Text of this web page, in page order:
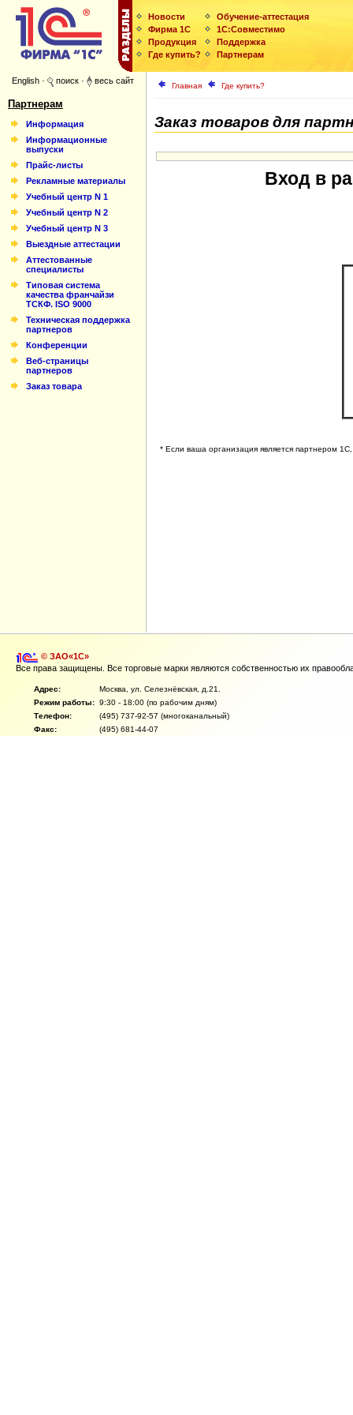
Новости
Фирма 1С
Продукция
Где купить?
Обучение-аттестация
1С:Совместимо
Поддержка
Партнерам
English · поиск · весь сайт
Партнерам
Информация
Информационные
выпуски
Прайс-листы
Рекламные материалы
Учебный центр N 1
Учебный центр N 2
Учебный центр N 3
Выездные аттестации
Аттестованные
специалисты
Типовая система
качества франчайзи
ТСКФ. ISO 9000
Техническая поддержка
партнеров
Конференции
Веб-cтраницы
партнеров
Заказ товара
Главная Где купить?
Заказ товаров для
Вход в
* Если ваша организация является партнером
© ЗАО«1С»
Все права защищены. Все торговые марки являются собственностью их
Адрес:
Москва, ул. Селезнёвская, д.21.
Режим работы: 9:30 - 18:00 (по рабочим дням)
Телефон:
(495) 737-92-57 (многоканальный)
Факс:
(495) 681-44-07